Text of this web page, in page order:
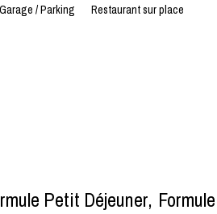
Garage / Parking Restaurant sur place
Petit Déjeuner Formule